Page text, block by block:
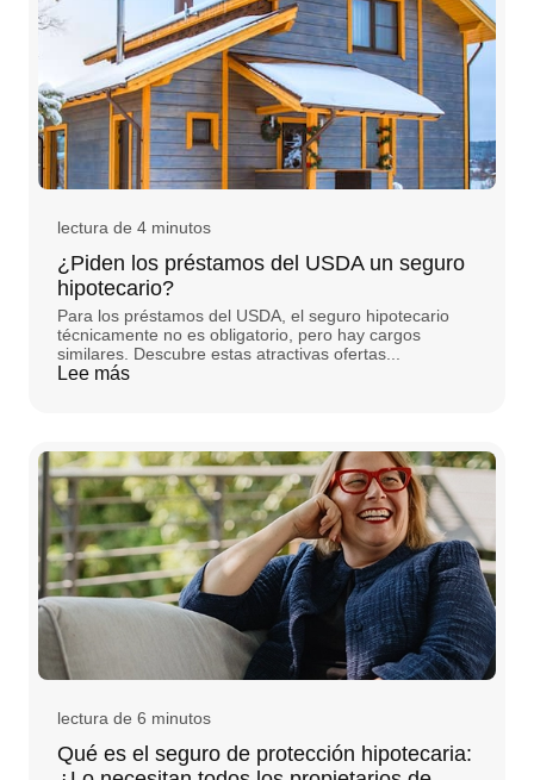
lectura de 4 minutos
¿Piden los préstamos del USDA un seguro
hipotecario?
Para los préstamos del USDA, el seguro hipotecario
técnicamente no es obligatorio, pero hay cargos
similares. Descubre estas atractivas ofertas...
Lee más
lectura de 6 minutos
Qué es el seguro de protección hipotecaria: